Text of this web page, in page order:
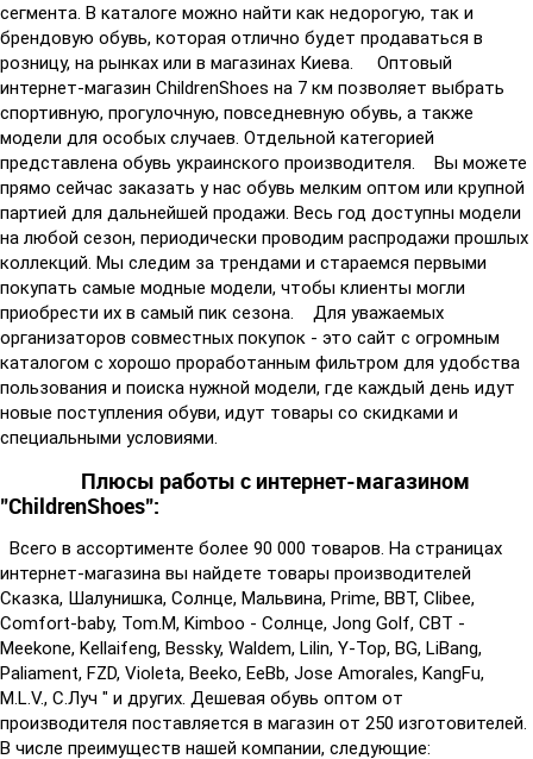
сегмента. В каталоге можно найти как недорогую, так и
брендовую обувь, которая отлично будет продаваться в
розницу, на рынках или в магазинах Киева. Оптовый
интернет-магазин ChildrenShoes на 7 км позволяет выбрать
спортивную, прогулочную, повседневную обувь, а также
модели для особых случаев. Отдельной категорией
представлена обувь украинского производителя. Вы можете
прямо сейчас заказать у нас обувь мелким оптом или крупной
партией для дальнейшей продажи. Весь год доступны модели
на любой сезон, периодически проводим распродажи прошлых
коллекций. Мы следим за трендами и стараемся первыми
покупать самые модные модели, чтобы клиенты могли
приобрести их в самый пик сезона. Для уважаемых
организаторов совместных покупок - это сайт с огромным
каталогом с хорошо проработанным фильтром для удобства
пользования и поиска нужной модели, где каждый день идут
новые поступления обуви, идут товары со скидками и
специальными условиями.
Плюсы работы с интернет-магазином
"ChildrenShoes":
Всего в ассортименте более 90 000 товаров. На страницах
интернет-магазина вы найдете товары производителей
Сказка, Шалунишка, Солнце, Мальвина, Prime, BBT, Clibee,
Comfort-baby, Tom.M, Kimboo - Солнце, Jong Golf, CBT -
Meekone, Kellaifeng, Bessky, Waldem, Lilin, Y-Top, BG, LiBang,
Paliament, FZD, Violeta, Beeko, EeBb, Jose Amorales, KangFu,
M.L.V., С.Луч " и других. Дешевая обувь оптом от
производителя поставляется в магазин от 250 изготовителей.
В числе преимуществ нашей компании, следующие: